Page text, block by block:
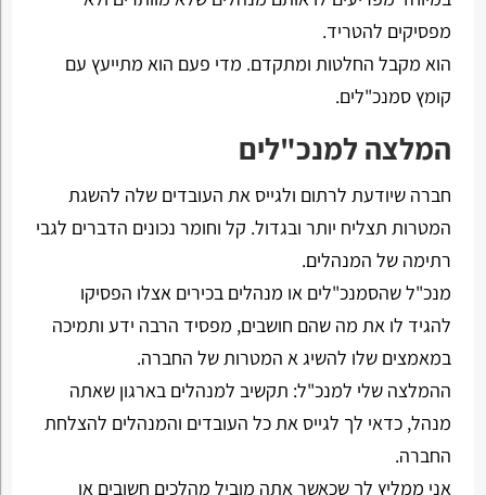
מפסיקים להטריד.
הוא מקבל החלטות ומתקדם. מדי פעם הוא מתייעץ עם
קומץ סמנכ"לים.
המלצה למנכ"לים
חברה שיודעת לרתום ולגייס את העובדים שלה להשגת
המטרות תצליח יותר ובגדול. קל וחומר נכונים הדברים לגבי
רתימה של המנהלים.
מנכ"ל שהסמנכ"לים או מנהלים בכירים אצלו הפסיקו
להגיד לו את מה שהם חושבים, מפסיד הרבה ידע ותמיכה
במאמצים שלו להשיג א המטרות של החברה.
ההמלצה שלי למנכ"ל: תקשיב למנהלים בארגון שאתה
מנהל, כדאי לך לגייס את כל העובדים והמנהלים להצלחת
החברה.
אני ממליץ לך שכאשר אתה מוביל מהלכים חשובים או